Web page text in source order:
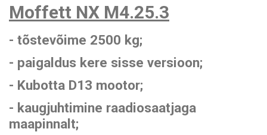
PADOAN hüdropaagid
liikuvpõranda süsteem
SEPSON hüdraulilised
kaugjuhtimissüsteemid
KINSHOFER kopad
AUGER TORQUE
pinnasepuurid
Moffett NX M4.25.3
- tõstevõime 2500 kg;
- paigaldus kere sisse versioon;
- Kubotta D13 mootor;
- kaugjuhtimine raadiosaatjaga
maapinnalt;